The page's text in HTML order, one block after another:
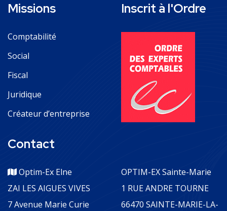
Missions
Comptabilité
Social
Fiscal
Juridique
Créateur d’entreprise
Inscrit à l'Ordre
Contact
Optim-Ex Elne
ZAI LES AIGUES VIVES
7 Avenue Marie Curie
OPTIM-EX Sainte-Marie
1 RUE ANDRE TOURNE
66470 SAINTE-MARIE-LA-